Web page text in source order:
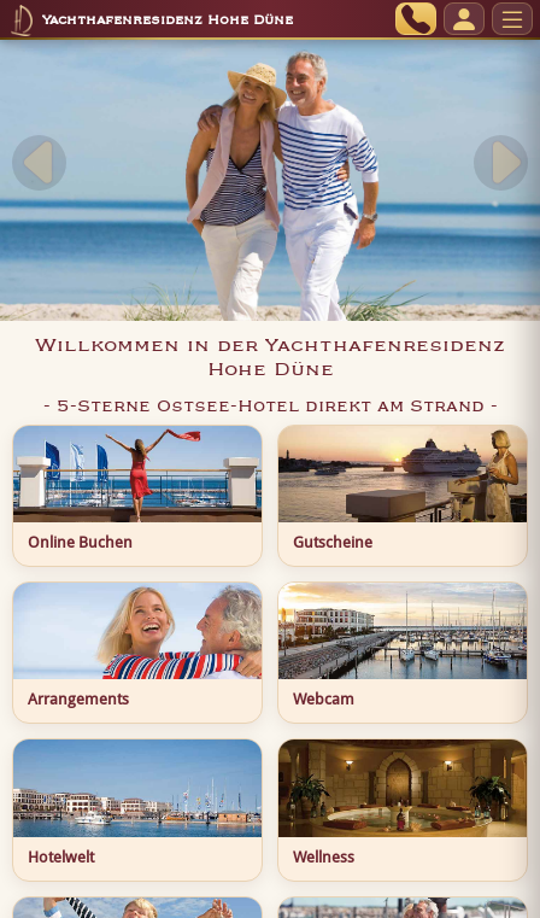
Yachthafenresidenz Hohe Düne
Willkommen in der Yachthafenresidenz
Hohe Düne
- 5-Sterne Ostsee-Hotel direkt am Strand -
Online Buchen Gutscheine
Arrangements Webcam
Hotelwelt Wellness